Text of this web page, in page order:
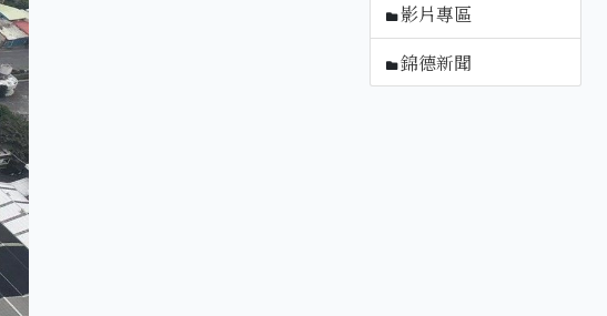
影片專區
錦德新聞